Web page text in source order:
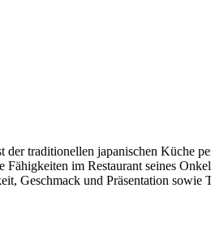
traditionellen japanischen Küche
im Restaurant seines
Geschmack und Präsentation